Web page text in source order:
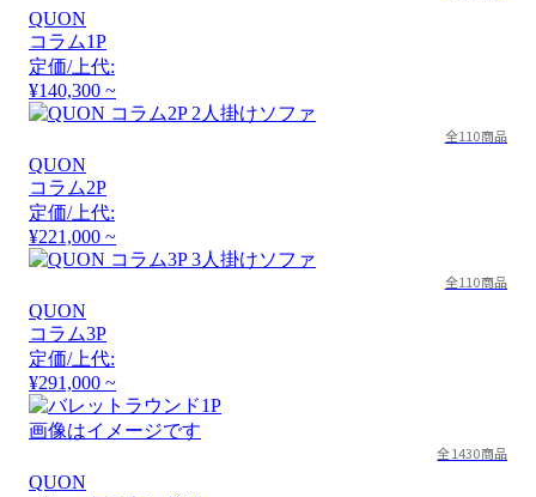
QUON
コラム1P
定価/上代:
¥140,300 ~
全110商品
QUON
コラム2P
定価/上代:
¥221,000 ~
全110商品
QUON
コラム3P
定価/上代:
¥291,000 ~
画像はイメージです
全1430商品
QUON